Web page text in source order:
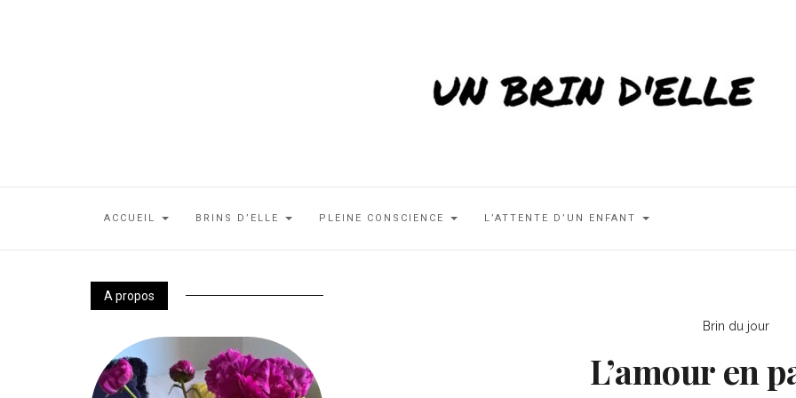
ACCUEIL BRINS D’ELLE PLEINE CONSCIENCE L’ATTENTE D’UN ENFANT
Brin du jour
L’amour en
A propos